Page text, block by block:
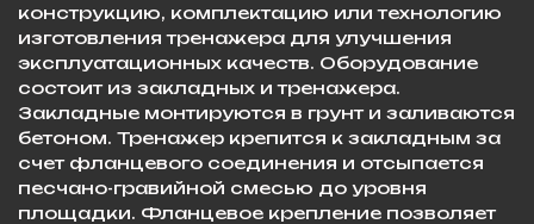
конструкцию, комплектацию или технологию
изготовления тренажера для улучшения
эксплуатационных качеств. Оборудование
состоит из закладных и тренажера.
Закладные монтируются в грунт и заливаются
бетоном. Тренажер крепится к закладным за
счет фланцевого соединения и отсыпается
песчано-гравийной смесью до уровня
площадки. Фланцевое крепление позволяет